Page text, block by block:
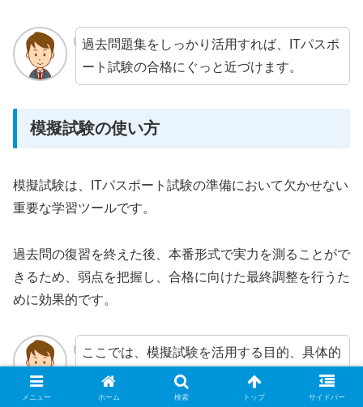
過去問題集をしっかり活用すれば、ITパスポ
ート試験の合格にぐっと近づけます。
模擬試験の使い方
模擬試験は、ITパスポート試験の準備において欠かせない
重要な学習ツールです。
過去問の復習を終えた後、本番形式で実力を測ることがで
きるため、弱点を把握し、合格に向けた最終調整を行うた
めに効果的です。
ここでは、模擬試験を活用する目的、具体的
な実践方法、そして弱点補強に役立つ手順に
ついて詳しく解説します。
メニュー ホーム 検索 トップ サイドバー